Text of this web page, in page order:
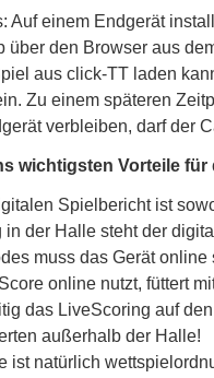
Auf einem Endgerät
über den Browser aus
aus click-TT laden
Zu einem späteren
verbleiben, darf der
wichtigsten Vorteile für
Spielbericht ist
in der Halle steht der
muss das Gerät online
online nutzt, füttert
das LiveScoring auf
außerhalb der Halle!
ist natürlich